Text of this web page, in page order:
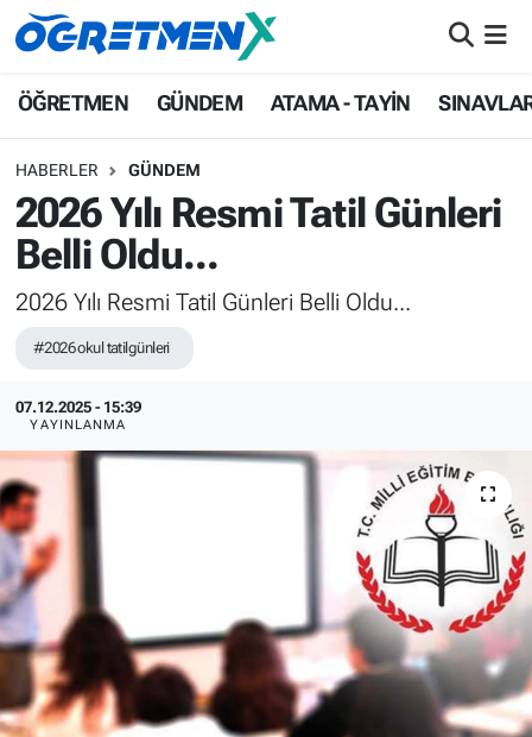
ÖĞRETMEN GÜNDEM ATAMA - TAYİN
HABERLER GÜNDEM
2026 Yılı Resmi Tatil Günleri
Belli Oldu...
2026 Yılı Resmi Tatil Günleri Belli Oldu...
#2026 okul tatilgünleri
07.12.2025 - 15:39
YAYINLANMA
ÖĞRETMEN
ATAMA - TAYİN
SINAVLAR
EKONOMİ
İstanbul Nöbetçi Eczaneler
İstanbul Namaz Vakitleri
İstanbul Trafik Yoğunluk Haritası
Son Dakika Haberleri